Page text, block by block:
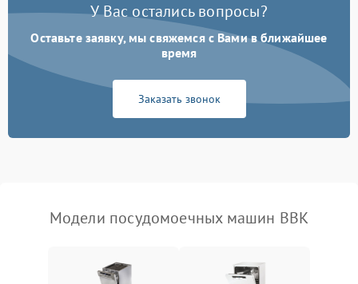
Не работает сушилка 2100 ₽ Подробнее →
Сбои в работе таймера 1700 ₽
У Вас остались вопросы?
Оставьте заявку, мы свяжемся с Вами в ближайшее
время
Заказать звонок
Модели посудомоечных машин BBK